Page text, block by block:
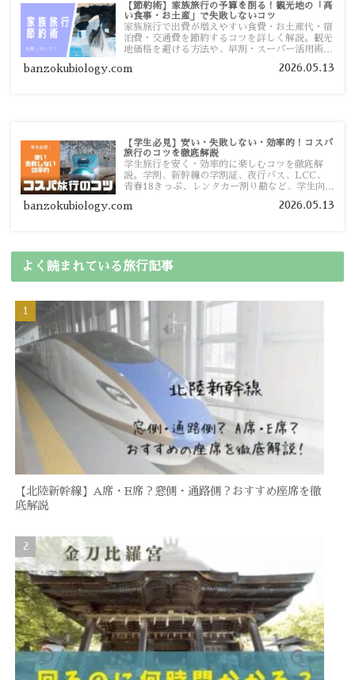
【節約術】家族旅行の予算を削る！観光地の「高
い食事・お土産」で失敗しないコツ
家族旅行で出費が増えやすい食費・お土産代・宿
泊費・交通費を節約するコツを詳しく解説。観光
地価格を避ける方法や、早割・スーパー活用術、
banzokubiology.com 2026.05.13
【学生必見】安い・失敗しない・効率的！コスパ
旅行のコツを徹底解説
学生旅行を安く・効率的に楽しむコツを徹底解
説。学割、新幹線の学割証、夜行バス、LCC、
青春18きっぷ、レンタカー割り勘など、学生向け
banzokubiology.com 2026.05.13
よく読まれている旅行記事
【北陸新幹線】A席・E席？窓側・通路側？おすすめ座席を徹
底解説